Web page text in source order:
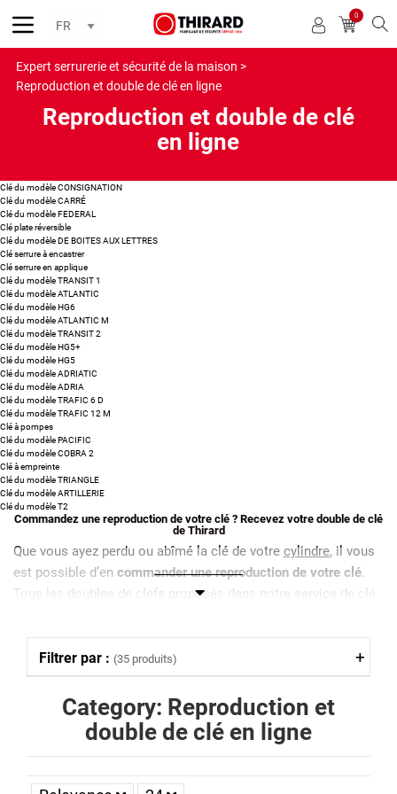
0
Expert serrurerie et sécurité de la maison >
Reproduction et double de clé en ligne
Reproduction et double de clé
en ligne
Clé du modèle CONSIGNATION
Clé du modèle CARRÉ
Clé du modèle FEDERAL
Clé plate réversible
Clé du modèle DE BOITES AUX LETTRES
Clé serrure à encastrer
Clé serrure en applique
Clé du modèle TRANSIT 1
Clé du modèle ATLANTIC
Clé du modèle HG6
Clé du modèle ATLANTIC M
Clé du modèle TRANSIT 2
Clé du modèle HG5+
Clé du modèle HG5
Clé du modèle ADRIATIC
Clé du modèle ADRIA
Clé du modèle TRAFIC 6 D
Clé du modèle TRAFIC 12 M
Clé à pompes
Clé du modèle PACIFIC
Clé du modèle COBRA 2
Clé à empreinte
Clé du modèle TRIANGLE
Clé du modèle ARTILLERIE
Clé du modèle T2
Commandez une reproduction de votre clé ? Recevez votre double de clé
de Thirard
Que vous ayez perdu ou abîmé la clé de votre cylindre, il vous
est possible d’en commander une reproduction de votre clé.
Tous les doubles de clefs proposés dans notre service de clé
partir du numéro unique figurant sur chaque clé Thirard.
La reproduction d'une clé Thirard, auparavant appelée clé FTH,
double de clé conforme et fonctionnelle.
Comment commander une reproduction de votre
Pour commander un double de clé Thirard, anciennement
Category: Reproduction et
double de clé en ligne
Filtrer par : (35 produits)